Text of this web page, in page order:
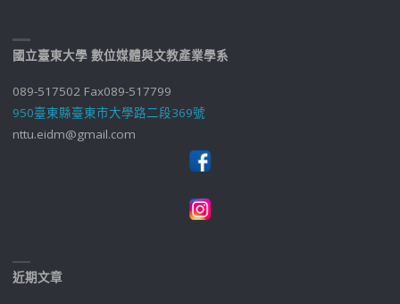
國立臺東大學 數位媒體與文教產業學系
089-517502 Fax089-517799
950臺東縣臺東市大學路二段369號
nttu.eidm@gmail.com
近期文章